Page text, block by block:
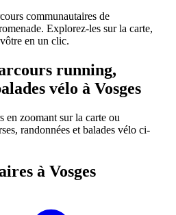
communautaires de
Explorez-les sur la carte,
en un clic.
running,
vélo à Vosges
en zoomant sur la carte ou
randonnées et balades vélo ci-
à Vosges